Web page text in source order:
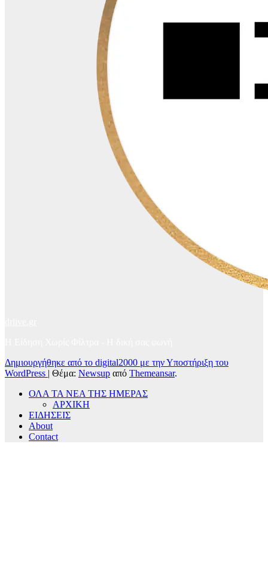
Δημιουργήθηκε από το digital2000 με την Υποστήριξη του
WordPress | Θέμα: Newsup από Themeansar.
ΟΛΑ ΤΑ ΝΕΑ ΤΗΣ ΗΜΕΡΑΣ
ΑΡΧΙΚΗ
ΕΙΔΗΣΕΙΣ
About
Contact